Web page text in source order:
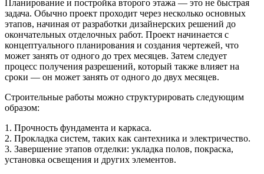
Планирование и постройка второго этажа — это не быстрая
задача. Обычно проект проходит через несколько основных
этапов, начиная от разработки дизайнерских решений до
окончательных отделочных работ. Проект начинается с
концептуального планирования и создания чертежей, что
может занять от одного до трех месяцев. Затем следует
процесс получения разрешений, который также влияет на
сроки — он может занять от одного до двух месяцев.
Строительные работы можно структурировать следующим
образом:
1. Прочность фундамента и каркаса.
2. Прокладка систем, таких как сантехника и электричество.
3. Завершение этапов отделки: укладка полов, покраска,
установка освещения и других элементов.